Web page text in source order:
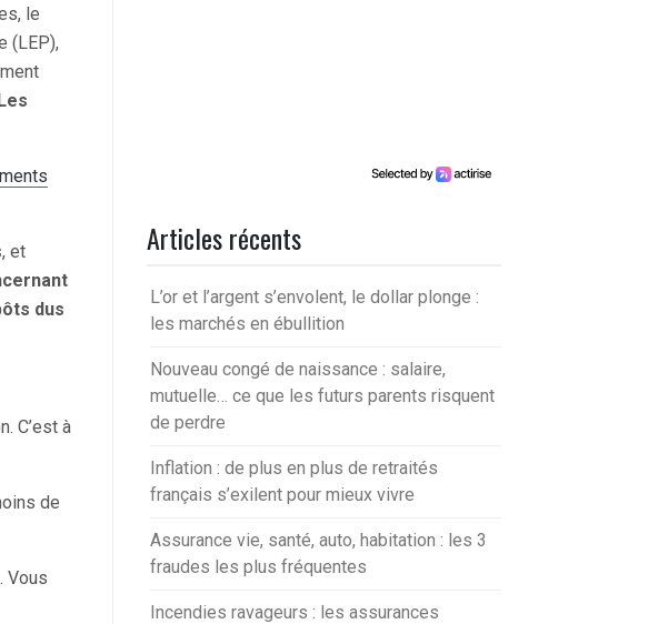
le
(LEP),
Les
, et
dus
C’est à
de
Vous
Articles récents
L’or et l’argent s’envolent, le dollar plonge :
les marchés en ébullition
Nouveau congé de naissance : salaire,
mutuelle… ce que les futurs parents risquent
de perdre
Inflation : de plus en plus de retraités
français s’exilent pour mieux vivre
Assurance vie, santé, auto, habitation : les 3
fraudes les plus fréquentes
Incendies ravageurs : les assurances